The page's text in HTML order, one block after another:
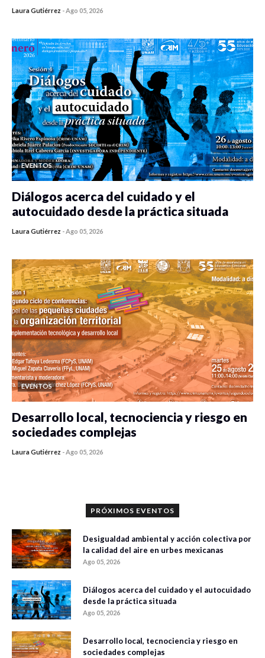
Laura Gutiérrez -Ago 05, 2026
EVENTOS
Diálogos acerca del cuidado y el
autocuidado desde la práctica situada
Laura Gutiérrez -Ago 05, 2026
EVENTOS
Desarrollo local, tecnociencia y riesgo en
sociedades complejas
Laura Gutiérrez -Ago 05, 2026
PRÓXIMOS EVENTOS
Desigualdad ambiental y acción colectiva por
la calidad del aire en urbes mexicanas
Ago 05, 2026
Diálogos acerca del cuidado y el autocuidado
desde la práctica situada
Ago 05, 2026
Desarrollo local, tecnociencia y riesgo en
sociedades complejas